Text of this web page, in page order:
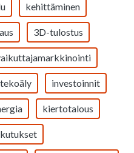
kehittäminen
3D-tulostus
tekoäly investoinnit
kiertotalous